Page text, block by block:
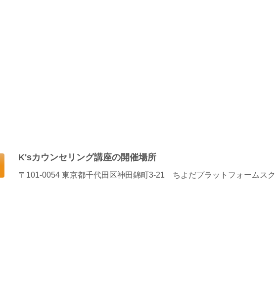
K'sカウンセリング講座の開催場所
〒101-0054 東京都千代田区神田錦町3‐21 ちよだプラットフォームス